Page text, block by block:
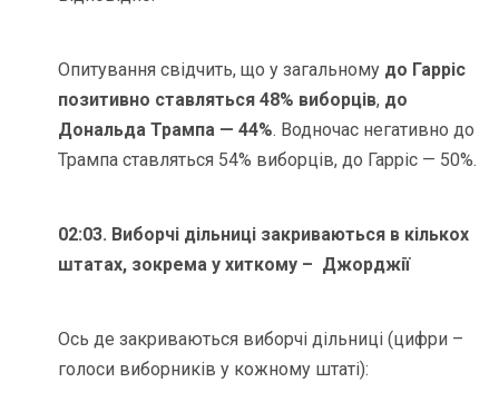
Опитування свідчить, що у загальному до Гарріс
позитивно ставляться 48% виборців, до
Дональда Трампа — 44%. Водночас негативно до
Трампа ставляться 54% виборців, до Гарріс — 50%.
02:03. Виборчі дільниці закриваються в кількох
штатах, зокрема у хиткому – Джорджії
Ось де закриваються виборчі дільниці (цифри –
голоси виборників у кожному штаті):